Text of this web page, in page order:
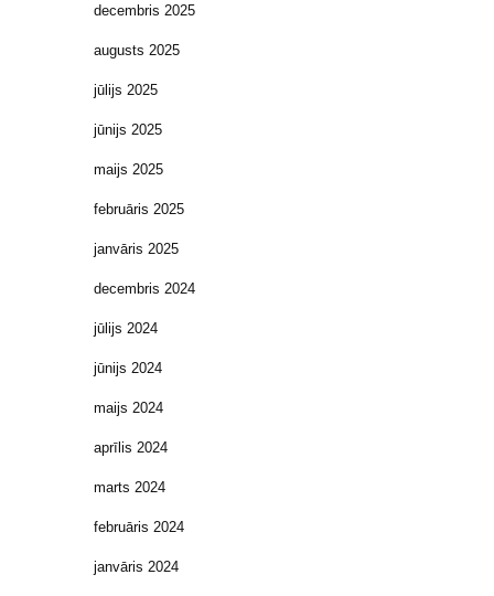
decembris 2025
augusts 2025
jūlijs 2025
jūnijs 2025
maijs 2025
februāris 2025
janvāris 2025
decembris 2024
jūlijs 2024
jūnijs 2024
maijs 2024
aprīlis 2024
marts 2024
februāris 2024
janvāris 2024